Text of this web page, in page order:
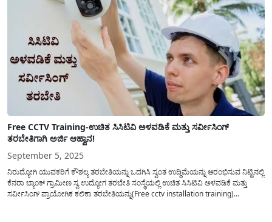
Free CCTV Training-ಉಚಿತ ಸಿಸಿಟಿವಿ ಅಳವಡಿಕೆ ಮತ್ತು ಸರ್ವೀಸಿಂಗ್
ತರಬೇತಿಗಾಗಿ ಅರ್ಜಿ ಆಹ್ವಾನ!
September 5, 2025
ನಿರುದ್ಯೋಗಿ ಯುವಕರಿಗೆ ಕೌಶಲ್ಯ ತರಬೇತಿಯನ್ನು ಒದಗಿಸಿ ಸ್ವಂತ ಉದ್ದಿಮೆಯನ್ನು ಆರಂಭಿಸುವ ನಿಟ್ಟಿನಲ್ಲಿ
ಕೆನರಾ ಬ್ಯಾಂಕ್ ಗ್ರಾಮೀಣ ಸ್ವ ಉದ್ಯೋಗ ತರಬೇತಿ ಸಂಸ್ಥೆಯಲ್ಲಿ ಉಚಿತ ಸಿಸಿಟಿವಿ ಅಳವಡಿಕೆ ಮತ್ತು
ಸರ್ವೀಸಿಂಗ್ ಪ್ರಾಯೋಗಿಕ ಕಲಿಕಾ ತರಬೇತಿಯನ್ನು(Free cctv installation training)